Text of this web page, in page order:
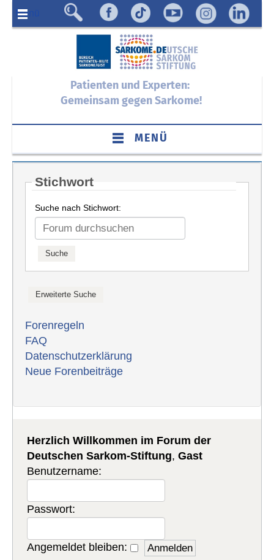
Menü
Patienten und Experten:
Gemeinsam gegen Sarkome!
MENÜ
Stichwort
Suche nach Stichwort:
Forenregeln
FAQ
Datenschutzerklärung
Neue Forenbeiträge
Herzlich Willkommen im Forum der
Deutschen Sarkom-Stiftung,Gast
Benutzername:
Passwort:
Angemeldet bleiben: